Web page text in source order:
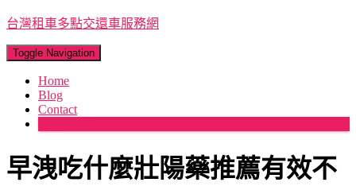
台灣租車多點交還車服務網
Toggle Navigation
Home
Blog
Contact
早洩吃什麼壯陽藥推薦有效不